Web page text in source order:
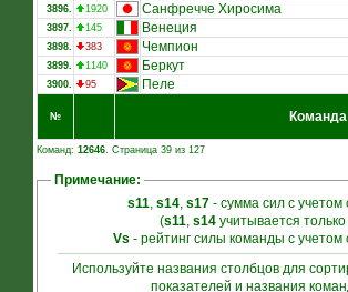
3896. 1920 Санфречче Хиросима
3897. 145 Венеция
3898. 383 Чемпион
3899. 1140 Беркут
3900. 95 Пеле
№ Команда
Команд: 12646. Страница 39 из 127
Примечание:
s11, s14, s17- сумма сил с учетом
(s11, s14 учитывается
Vs - рейтинг силы команды с
Используйте названия столбцов для
показателей и названия